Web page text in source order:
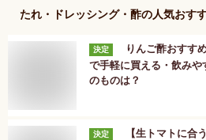
たれ・ドレッシング・酢の人気おす
決定
りんご酢おすす
で手軽に買える・飲み
のものは？
決定
【生トマトに合